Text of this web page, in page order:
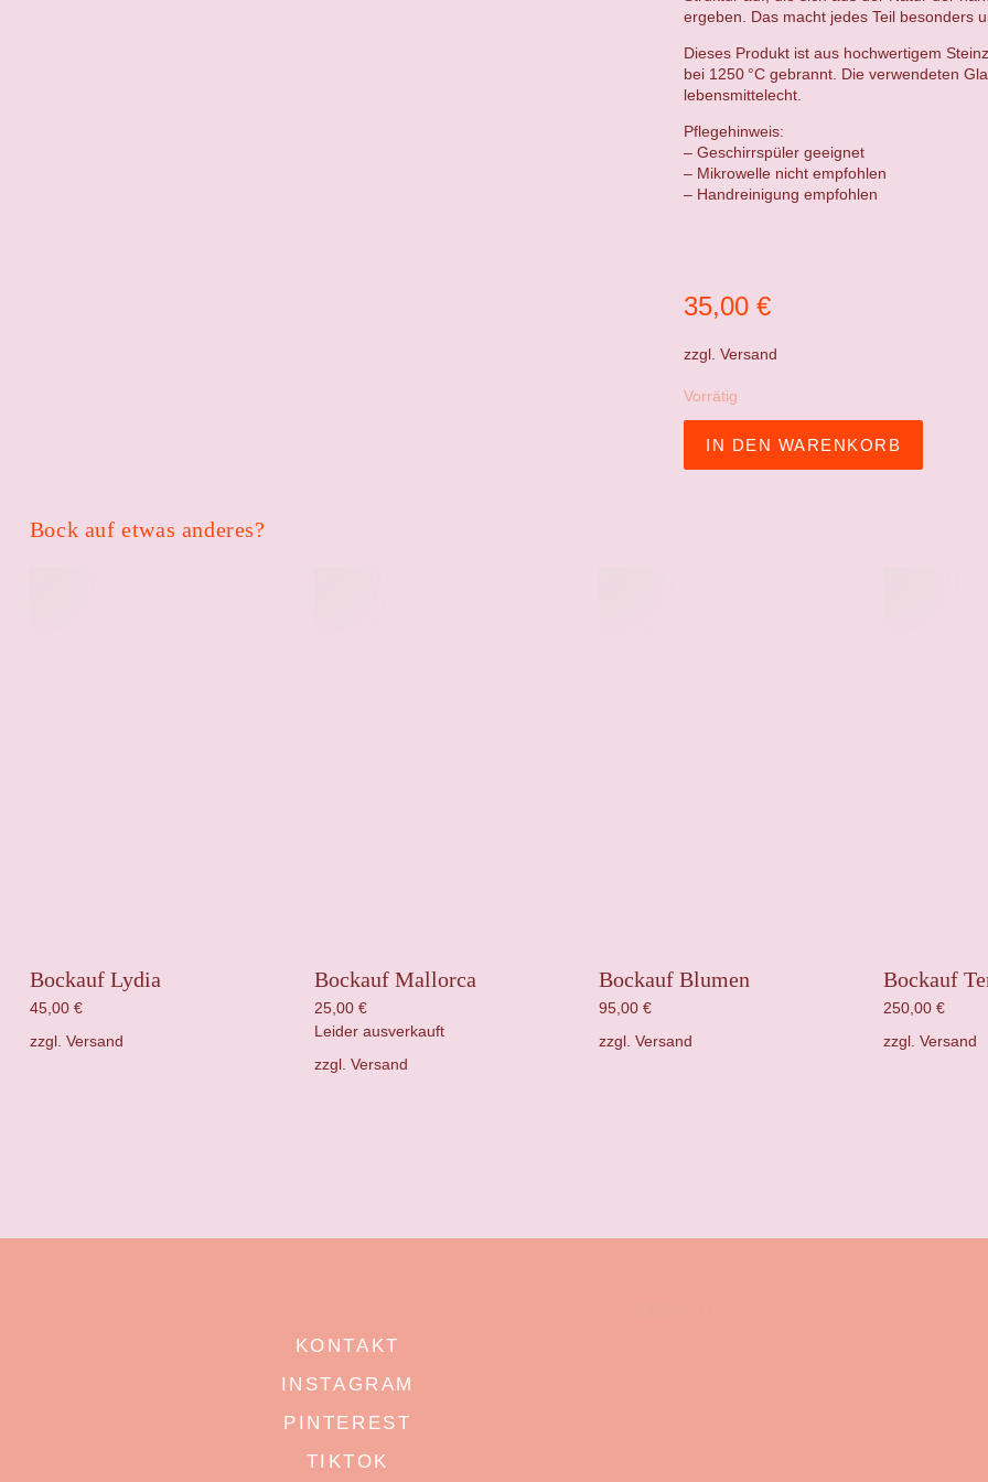
zzgl.Versand
35,00€
Vorrätig
IN DEN WARENKORB
ergeben. Das macht jedes Teil besonders
Dieses Produkt ist aus hochwertigem
bei 1250 °C gebrannt. Die verwendeten
lebensmittelecht.
Pflegehinweis:
– Geschirrspüler geeignet
– Mikrowelle nicht empfohlen
– Handreinigung empfohlen
Bock auf etwas anderes?
Bockauf Lydia
45,00 €
zzgl. Versand
Bockauf Mallorca
25,00 €
Leider ausverkauft
zzgl. Versand
Bockauf Blumen
95,00 €
zzgl. Versand
Bockauf
250,00€
zzgl.Versand
KONTAKT
INSTAGRAM
PINTEREST
TIKTOK